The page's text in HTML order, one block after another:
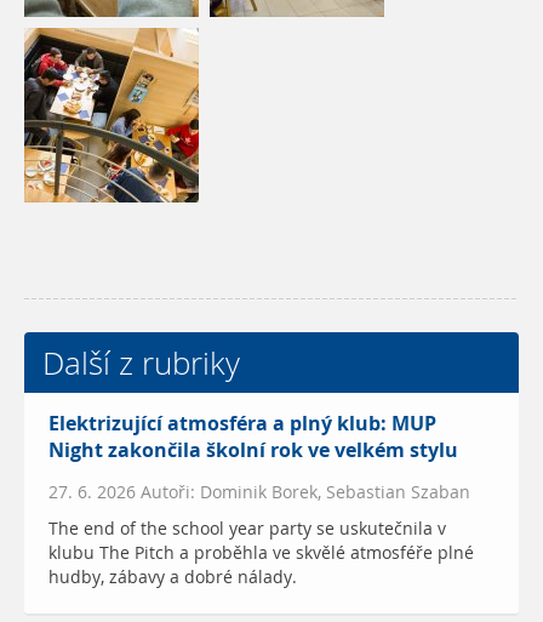
Další z rubriky
Elektrizující atmosféra a plný klub: MUP
Night zakončila školní rok ve velkém stylu
27. 6. 2026 Autoři: Dominik Borek, Sebastian Szaban
The end of the school year party se uskutečnila v
klubu The Pitch a proběhla ve skvělé atmosféře plné
hudby, zábavy a dobré nálady.